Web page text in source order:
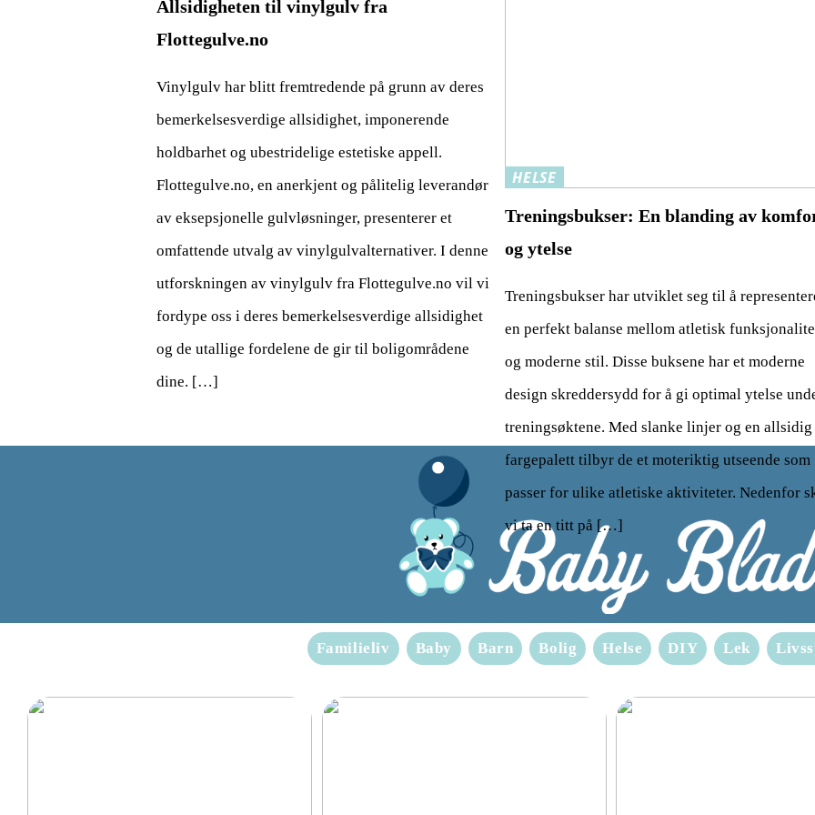
Allsidigheten til vinylgulv fra
Flottegulve.no
Vinylgulv har blitt fremtredende på grunn av deres
bemerkelsesverdige allsidighet, imponerende
holdbarhet og ubestridelige estetiske appell.
Flottegulve.no, en anerkjent og pålitelig leverandør
av eksepsjonelle gulvløsninger, presenterer et
omfattende utvalg av vinylgulvalternativer. I denne
utforskningen av vinylgulv fra Flottegulve.no vil vi
fordype oss i deres bemerkelsesverdige allsidighet
og de utallige fordelene de gir til boligområdene
dine. […]
HELSE
Treningsbukser: En blanding av
og ytelse
Treningsbukser har utviklet seg til å
en perfekt balanse mellom atletisk
og moderne stil. Disse buksene har et moderne
design skreddersydd for å gi optimal ytelse
treningsøktene. Med slanke linjer og en allsidig
fargepalett tilbyr de et moteriktig utseende som
passer for ulike atletiske aktiviteter. Nedenfor
vi ta en titt på […]
Familieliv Baby Barn Bolig Helse DIY Lek